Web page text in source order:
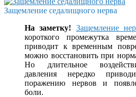
Защемление седалищного нерва
На заметку!
Защемление
короткого промежутка
приводит к временным
можно восстановить при
Но длительное
давления нередко
поражению нервов и
боли.